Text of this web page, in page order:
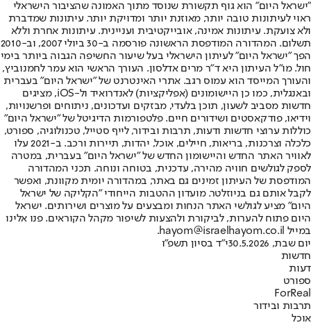
"ישראל היום" הוא גוף תקשורת שנוסד מתוך האמונה שהציבור הישראלי
ראוי לעיתונות טובה יותר, מאוזנת יותר ומדויקת יותר. עיתונות שמדברת
ולא צועקת. עיתונות אמינה, אובייקטיבית ועניינית. עיתונות אחרת וללא
תשלום. המהדורה המודפסת הראשונה פורסמה ב-30 ביולי 2007, וב-2010
הפך "ישראל היום" לעיתון הישראלי בעל שיעור החשיפה הגבוה ביותר בימי
חול. מו"ל העיתון היא ד"ר מרים אדלסון. העורך הראשי הוא עמר לחמנוביץ,
והעורך המייסד הוא עמוס רגב. אתרי האינטרנט של "ישראל היום" בעברית
ובאנגלית, כמו כן היישומונים (אפליקציות) לאנדרואיד ול-iOS, מציגים
חדשות מסביב לשעון, תוכן בלעדי, מבזקים ועדכונים, ניתוחים ופרשנויות,
וידיאו, פודקאסטים ושידורים חיים. פלטפורמות הדיגיטל של "ישראל היום"
כוללות ערוצי חדשות ודעות, תרבות ובידור, לייף סטייל, טכנולוגיה, ספורט,
כלכלה וצרכנות, בריאות, חיילים, אוכל, יהדות, תיירות ורכב. ב-2021 עלו
לאוויר האתר החדש והיישומון החדש של "ישראל היום" בעברית, במטרה
לספק לגולשים חוויה מהירה, עדכנית, בטוחה ונוחה. תכני המהדורה
המודפסת של העיתון זמינים גם באתר, במהדורה יומית מקוונת, ואפשר
לקבל אותם גם בניוזלטר. מועדון ההטבות הייחודי "הקליקה של ישראל
היום" מציע לגולשי האתר הנחות ומבצעים על מוצרים ושירותים. ישראל
היום פתוח להערות, לביקורת ולהצעות לשיפור מקהל הקוראים. פנו אלינו
במייל hayom@israelhayom.co.il.
יום שבת, 30.5.2026
י"ד בסיון תשפ"ו
חדשות
דעות
ספורט
ForReal
תרבות ובידור
אוכל